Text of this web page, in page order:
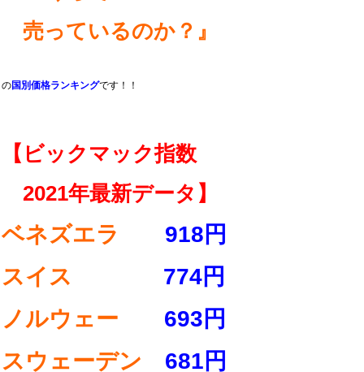
売っているのか？』
の国別価格ランキングです！！
【ビックマック指数
2021年最新データ】
ベネズエラ
918円
スイス
774円
ノルウェー
693円
スウェーデン
681円